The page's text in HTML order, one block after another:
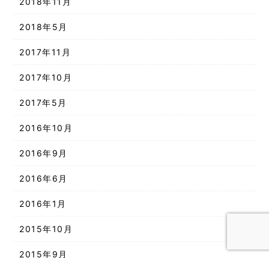
2018年5月
2017年11月
2017年10月
2017年5月
2016年10月
2016年9月
2016年6月
2016年1月
2015年10月
2015年9月